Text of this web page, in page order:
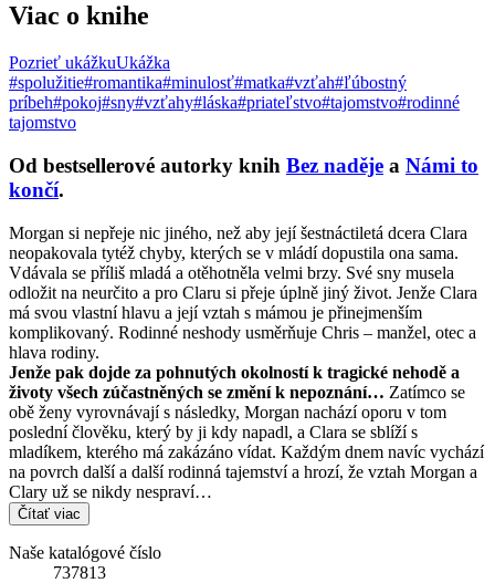
Viac o knihe
Pozrieť ukážkuUkážka
#spolužitie#romantika#minulosť#matka#vzťah#ľúbostný
príbeh#pokoj#sny#vzťahy#láska#priateľstvo#tajomstvo#rodinné
tajomstvo
Od bestsellerové autorky knih Bez naděje a Námi to
končí.
Morgan si nepřeje nic jiného, než aby její šestnáctiletá dcera Clara
neopakovala tytéž chyby, kterých se v mládí dopustila ona sama.
Vdávala se příliš mladá a otěhotněla velmi brzy. Své sny musela
odložit na neurčito a pro Claru si přeje úplně jiný život. Jenže Clara
má svou vlastní hlavu a její vztah s mámou je přinejmenším
komplikovaný. Rodinné neshody usměrňuje Chris – manžel, otec a
hlava rodiny.
Jenže pak dojde za pohnutých okolností k tragické nehodě a
životy všech zúčastněných se změní k nepoznání… Zatímco se
obě ženy vyrovnávají s následky, Morgan nachází oporu v tom
poslední člověku, který by ji kdy napadl, a Clara se sblíží s
mladíkem, kterého má zakázáno vídat. Každým dnem navíc vychází
na povrch další a další rodinná tajemství a hrozí, že vztah Morgan a
Clary už se nikdy nespraví…
Čítať viac
Naše katalógové číslo
737813